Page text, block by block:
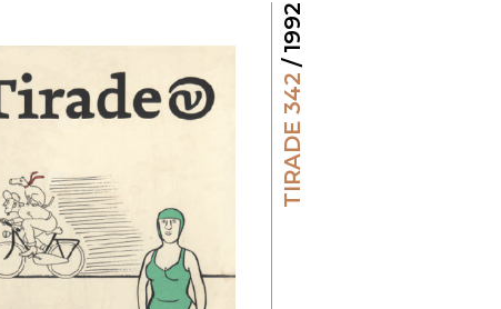
TIRADE 342
/ 1992